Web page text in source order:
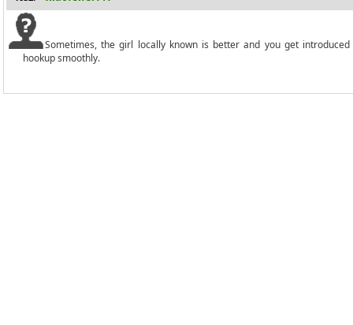
Sometimes, the girl locally known is better and you get
hookup smoothly.